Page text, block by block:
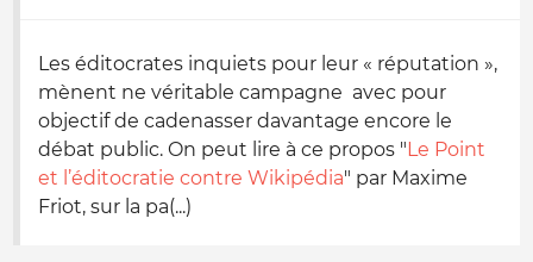
Les éditocrates inquiets pour leur « réputation »,
mènent ne véritable campagne avec pour
objectif de cadenasser davantage encore le
débat public. On peut lire à ce propos "Le Point
et l’éditocratie contre Wikipédia" par Maxime
Friot, sur la pa(...)